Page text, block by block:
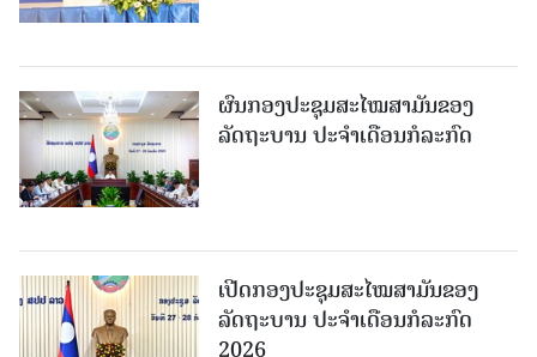
ຜົນກອງປະຊຸມສະໄໝສາມັນຂອງ
ລັດຖະບານ ປະຈຳເດືອນກໍລະກົດ
ເປີດກອງປະຊຸມສະໄໝສາມັນຂອງ
ລັດຖະບານ ປະຈໍາເດືອນກໍລະກົດ